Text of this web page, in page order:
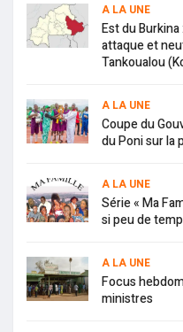
A LA UNE
Est du
attaque et
Tankoualou
A LA UNE
Coupe du
du Poni sur la
A LA UNE
Série « Ma
si peu de
A LA UNE
Focus
ministres